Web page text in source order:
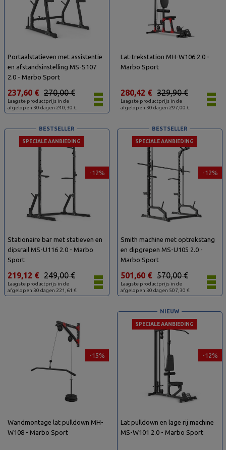
Portaalstatieven met assistentie
en afstandsinstelling MS-S107
2.0 - Marbo Sport
Laagste productprijs in de
afgelopen 30 dagen 240,30 €
270,00 €
237,60 €
Lat-trekstation MH-W106 2.0 -
Marbo Sport
Laagste productprijs in de
afgelopen 30 dagen 297,00 €
329,90 €
280,42 €
-12%
SPECIALE AANBIEDING
BESTSELLER
Stationaire bar met statieven en
dipsrail MS-U116 2.0 - Marbo
Sport
Laagste productprijs in de
afgelopen 30 dagen 221,61 €
249,00 €
219,12 €
-12%
SPECIALE AANBIEDING
BESTSELLER
Smith machine met optrekstang
en dipgrepen MS-U105 2.0 -
Marbo Sport
Laagste productprijs in de
afgelopen 30 dagen 507,30 €
570,00 €
501,60 €
-15%
Wandmontage lat pulldown MH-
W108 - Marbo Sport
-12%
SPECIALE AANBIEDING
NIEUW
Lat pulldown en lage rij machine
MS-W101 2.0 - Marbo Sport